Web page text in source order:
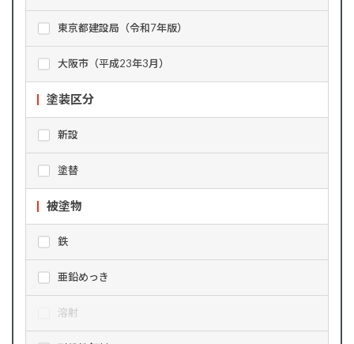
東京都建設局（令和7年版）
大阪市（平成23年3月）
塗装区分
新設
塗替
被塗物
鉄
亜鉛めっき
溶射